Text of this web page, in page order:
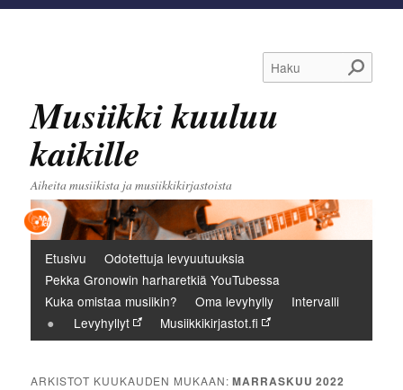
Haku
Musiikki kuuluu
kaikille
Aiheita musiikista ja musiikkikirjastoista
Päävalikko
Etusivu
Odotettuja levyuutuuksia
Pekka Gronowin harharetkiä YouTubessa
Kuka omistaa musiikin?
Oma levyhylly
Intervalli
Levyhyllyt
Musiikkikirjastot.fi
ARKISTOT KUUKAUDEN MUKAAN:MARRASKUU 2022